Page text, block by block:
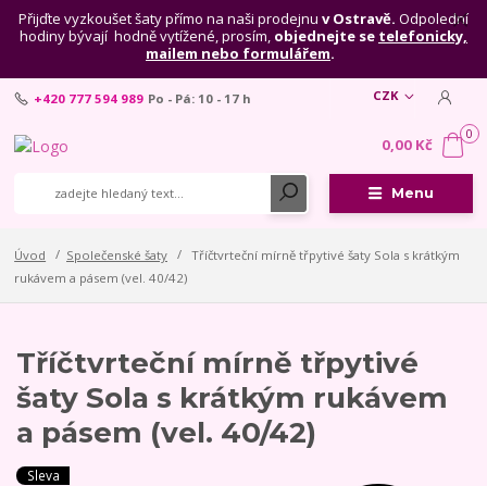
Přijďte vyzkoušet šaty přímo na naši prodejnu v Ostravě. Odpolední
hodiny bývají hodně vytížené, prosím, objednejte se telefonicky,
mailem nebo formulářem.
Menu
CZK
+420 777 594 989 Po - Pá: 10 - 17 h
0
0,00 Kč
Úvod Společenské šaty
Tříčtvrteční mírně třpytivé šaty Sola s krátkým
rukávem a pásem (vel. 40/42)
Tříčtvrteční mírně třpytivé
šaty Sola s krátkým rukávem
a pásem (vel. 40/42)
Sleva